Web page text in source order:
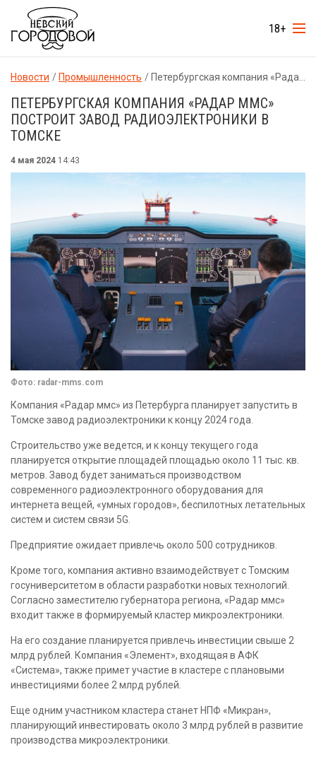
18+
Новости Промышленность Петербургская компания «Радар ммс» построит завод радиоэлектроники в Томске
ПЕТЕРБУРГСКАЯ КОМПАНИЯ «РАДАР ММС»
ПОСТРОИТ ЗАВОД РАДИОЭЛЕКТРОНИКИ В
ТОМСКЕ
4 мая 2024 14:43
Фото: radar-mms.com
Компания «Радар ммс» из Петербурга планирует запустить в
Томске завод радиоэлектроники к концу 2024 года.
Строительство уже ведется, и к концу текущего года
планируется открытие площадей площадью около 11 тыс. кв.
метров. Завод будет заниматься производством
современного радиоэлектронного оборудования для
интернета вещей, «умных городов», беспилотных летательных
систем и систем связи 5G.
Предприятие ожидает привлечь около 500 сотрудников.
Кроме того, компания активно взаимодействует с Томским
госуниверситетом в области разработки новых технологий.
Согласно заместителю губернатора региона, «Радар ммс»
входит также в формируемый кластер микроэлектроники.
На его создание планируется привлечь инвестиции свыше 2
млрд рублей. Компания «Элемент», входящая в АФК
«Система», также примет участие в кластере с плановыми
инвестициями более 2 млрд рублей.
Еще одним участником кластера станет НПФ «Микран»,
планирующий инвестировать около 3 млрд рублей в развитие
производства микроэлектроники.